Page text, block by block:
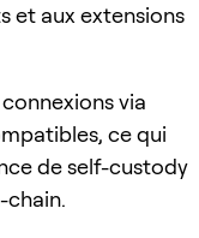
et aux extensions
via
ce qui
de self-custody
chain.